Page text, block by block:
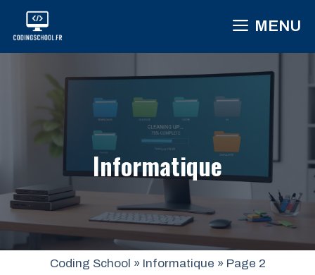
MENU
Informatique
Coding School » Informatique » Page 2